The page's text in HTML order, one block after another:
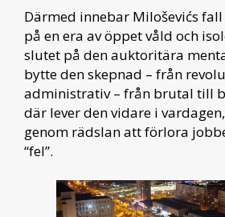
Därmed innebar Miloševićs
på en era av öppet våld och
slutet på den auktoritära
bytte den skepnad – från
administrativ – från brutal till
där lever den vidare i
genom rädslan att förlora
“fel”.